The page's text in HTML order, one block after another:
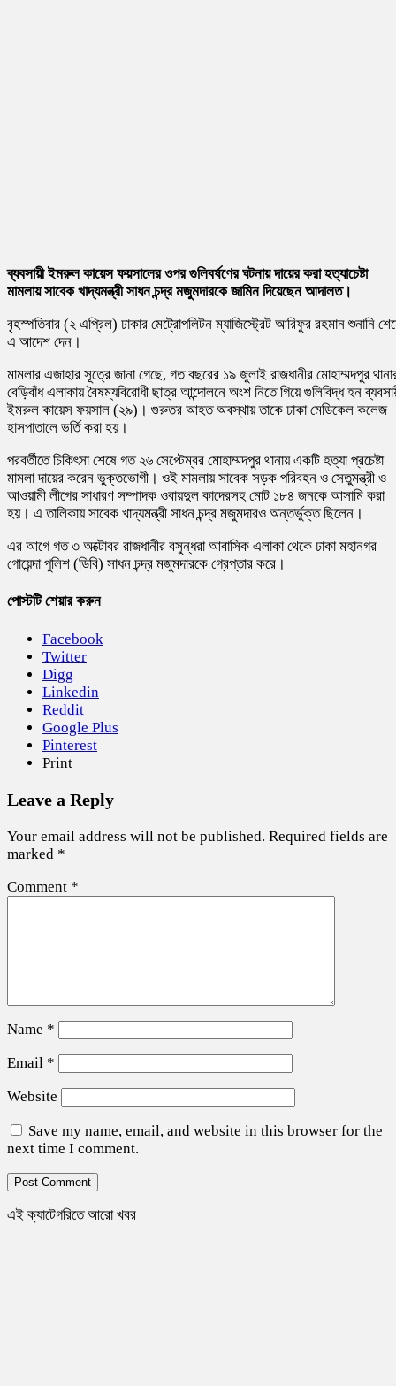
ব্যবসায়ী ইমরুল কায়েস ফয়সালের ওপর গুলিবর্ষণের ঘটনায় দায়ের করা হত্যাচেষ্টা
মামলায় সাবেক খাদ্যমন্ত্রী সাধন চন্দ্র মজুমদারকে জামিন দিয়েছেন আদালত।
বৃহস্পতিবার (২ এপ্রিল) ঢাকার মেট্রোপলিটন ম্যাজিস্ট্রেট আরিফুর রহমান শুনানি
এ আদেশ দেন।
মামলার এজাহার সূত্রে জানা গেছে, গত বছরের ১৯ জুলাই রাজধানীর মোহাম্মদপুর
বেড়িবাঁধ এলাকায় বৈষম্যবিরোধী ছাত্র আন্দোলনে অংশ নিতে গিয়ে গুলিবিদ্ধ হন
ইমরুল কায়েস ফয়সাল (২৯)। গুরুতর আহত অবস্থায় তাকে ঢাকা মেডিকেল কলেজ
হাসপাতালে ভর্তি করা হয়।
পরবর্তীতে চিকিৎসা শেষে গত ২৬ সেপ্টেম্বর মোহাম্মদপুর থানায় একটি হত্যা প্রচেষ্টা
মামলা দায়ের করেন ভুক্তভোগী। ওই মামলায় সাবেক সড়ক পরিবহন ও সেতুমন্ত্রী ও
আওয়ামী লীগের সাধারণ সম্পাদক ওবায়দুল কাদেরসহ মোট ১৮৪ জনকে আসামি করা
হয়। এ তালিকায় সাবেক খাদ্যমন্ত্রী সাধন চন্দ্র মজুমদারও অন্তর্ভুক্ত ছিলেন।
এর আগে গত ৩ অক্টোবর রাজধানীর বসুন্ধরা আবাসিক এলাকা থেকে ঢাকা মহানগর
গোয়েন্দা পুলিশ (ডিবি) সাধন চন্দ্র মজুমদারকে গ্রেপ্তার করে।
পোস্টটি শেয়ার করুন
Facebook
Twitter
Digg
Linkedin
Reddit
Google Plus
Pinterest
Print
Leave a Reply
Your email address will not be published. Required fields are
marked *
Comment *
Name *
Email *
Website
Save my name, email, and website in this browser for the
next time I comment.
এই ক্যাটেগরিতে আরো খবর